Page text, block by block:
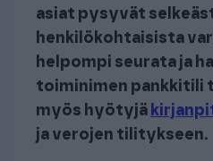
asiat pysyvät
henkilökohtaisista
helpompi seurata ja
toiminimen pankkitili
myös hyötyjä
ja verojen tilitykseen.